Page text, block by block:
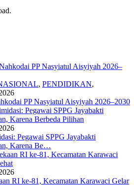
, PENDIDIKAN,
PP Nasyiatul Aisyiyah 2026–2030
Pegawai SPPG Jayabakti
Karena Be…
RI ke-81, Kecamatan Karawaci Gelar